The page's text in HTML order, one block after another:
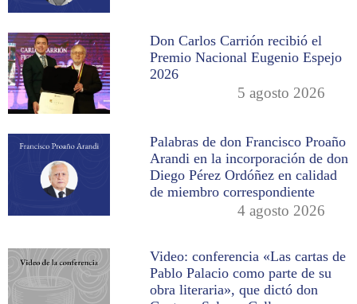
Don Carlos Carrión recibió el
Premio Nacional Eugenio Espejo
2026
5 agosto 2026
Palabras de don Francisco Proaño
Arandi en la incorporación de don
Diego Pérez Ordóñez en calidad
de miembro correspondiente
4 agosto 2026
Video: conferencia «Las cartas de
Pablo Palacio como parte de su
obra literaria», que dictó don